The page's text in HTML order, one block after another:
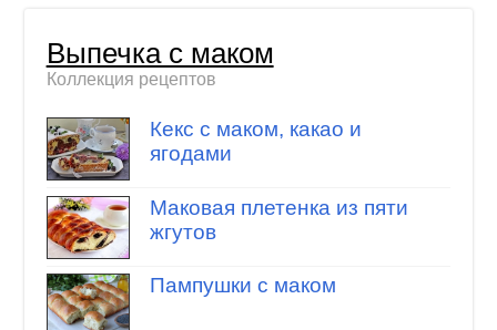
Выпечка с маком
Коллекция рецептов
Кекс с маком, какао и
ягодами
Маковая плетенка из пяти
жгутов
Пампушки с маком